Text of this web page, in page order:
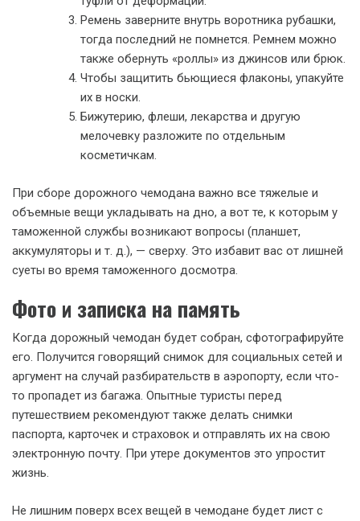
Ремень заверните внутрь воротника рубашки,
тогда последний не помнется. Ремнем можно
также обернуть «роллы» из джинсов или брюк.
Чтобы защитить бьющиеся флаконы, упакуйте
их в носки.
Бижутерию, флеши, лекарства и другую
мелочевку разложите по отдельным
косметичкам.
При сборе дорожного чемодана важно все тяжелые и
объемные вещи укладывать на дно, а вот те, к которым у
таможенной службы возникают вопросы (планшет,
аккумуляторы и т. д.), — сверху. Это избавит вас от лишней
суеты во время таможенного досмотра.
Фото и записка на память
Когда дорожный чемодан будет собран, сфотографируйте
его. Получится говорящий снимок для социальных сетей и
аргумент на случай разбирательств в аэропорту, если что-
то пропадет из багажа. Опытные туристы перед
путешествием рекомендуют также делать снимки
паспорта, карточек и страховок и отправлять их на свою
электронную почту. При утере документов это упростит
жизнь.
Не лишним поверх всех вещей в чемодане будет лист с